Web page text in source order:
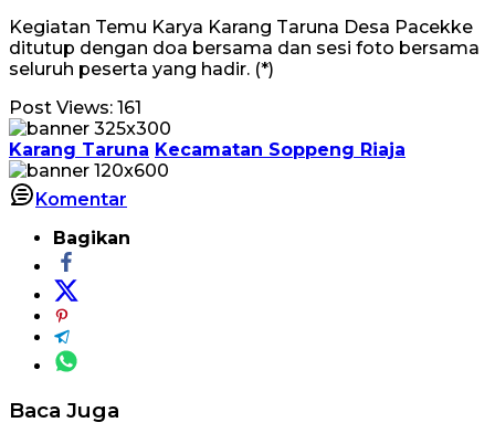
Kegiatan Temu Karya Karang Taruna Desa Pacekke
ditutup dengan doa bersama dan sesi foto bersama
seluruh peserta yang hadir. (*)
Post Views: 161
Karang Taruna Kecamatan Soppeng Riaja
Komentar
Bagikan
Baca Juga